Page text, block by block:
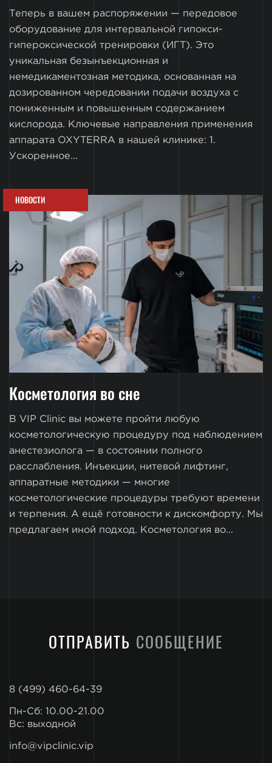
Теперь в вашем распоряжении — передовое
оборудование для интервальной гипокси-
гипероксической тренировки (ИГТ). Это
уникальная безынъекционная и
немедикаментозная методика, основанная на
дозированном чередовании подачи воздуха с
пониженным и повышенным содержанием
кислорода. Ключевые направления применения
аппарата OXYTERRA в нашей клинике: 1.
Ускоренное...
НОВОСТИ
Косметология во сне
В VIP Clinic вы можете пройти любую
косметологическую процедуру под наблюдением
анестезиолога — в состоянии полного
расслабления. Инъекции, нитевой лифтинг,
аппаратные методики — многие
косметологические процедуры требуют времени
и терпения. А ещё готовности к дискомфорту. Мы
предлагаем иной подход. Косметология во...
ОТПРАВИТЬ СООБЩЕНИЕ
8 (499) 460-64-39
Пн-Сб: 10.00-21.00
Вс: выходной
info@vipclinic.vip